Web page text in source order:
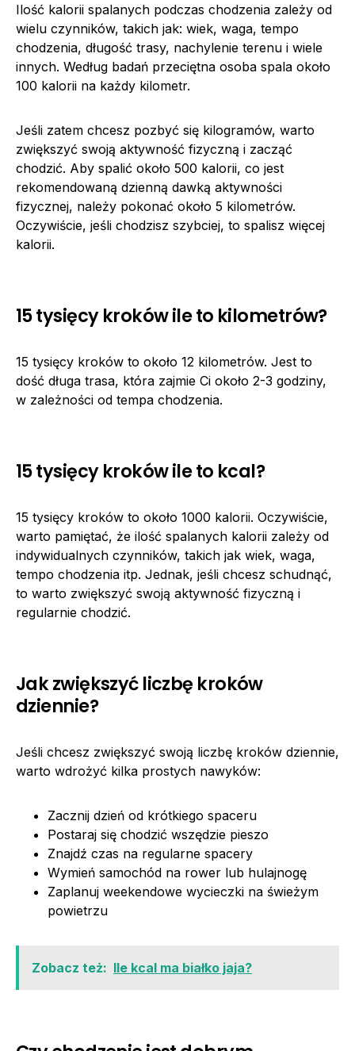
Ilość kalorii spalanych podczas chodzenia zależy od
wielu czynników, takich jak: wiek, waga, tempo
chodzenia, długość trasy, nachylenie terenu i wiele
innych. Według badań przeciętna osoba spala około
100 kalorii na każdy kilometr.
Jeśli zatem chcesz pozbyć się kilogramów, warto
zwiększyć swoją aktywność fizyczną i zacząć
chodzić. Aby spalić około 500 kalorii, co jest
rekomendowaną dzienną dawką aktywności
fizycznej, należy pokonać około 5 kilometrów.
Oczywiście, jeśli chodzisz szybciej, to spalisz więcej
kalorii.
15 tysięcy kroków ile to kilometrów?
15 tysięcy kroków to około 12 kilometrów. Jest to
dość długa trasa, która zajmie Ci około 2-3 godziny,
w zależności od tempa chodzenia.
15 tysięcy kroków ile to kcal?
15 tysięcy kroków to około 1000 kalorii. Oczywiście,
warto pamiętać, że ilość spalanych kalorii zależy od
indywidualnych czynników, takich jak wiek, waga,
tempo chodzenia itp. Jednak, jeśli chcesz schudnąć,
to warto zwiększyć swoją aktywność fizyczną i
regularnie chodzić.
Jak zwiększyć liczbę kroków
dziennie?
Jeśli chcesz zwiększyć swoją liczbę kroków dziennie,
warto wdrożyć kilka prostych nawyków:
Zacznij dzień od krótkiego spaceru
Postaraj się chodzić wszędzie pieszo
Znajdź czas na regularne spacery
Wymień samochód na rower lub hulajnogę
Zaplanuj weekendowe wycieczki na świeżym
powietrzu
Zobacz też: Ile kcal ma białko jaja?